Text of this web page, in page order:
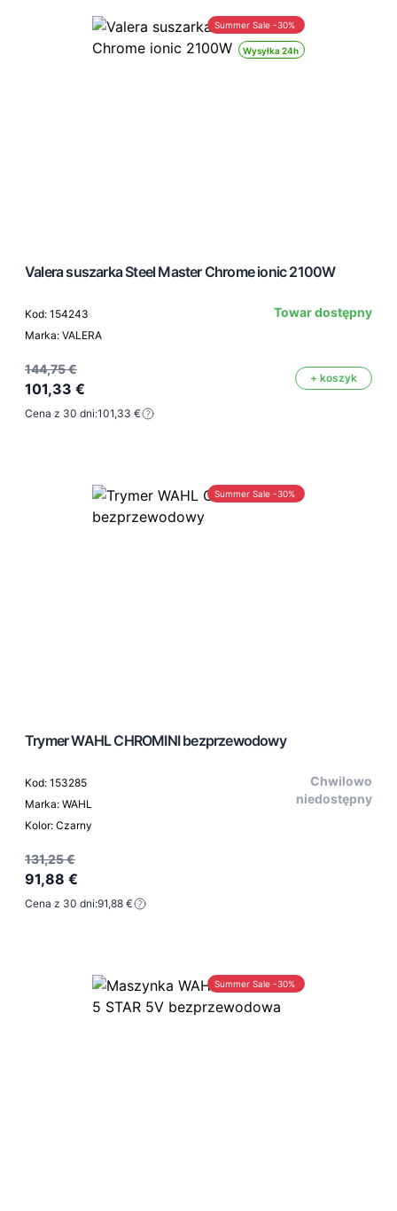
Wysyłka 24h
Summer Sale -30%
Valera suszarka Steel Master Chrome ionic 2100W
Kod: 154243
Marka: VALERA
Towar dostępny
144,75 €
101,33 €
+ koszyk
Cena z 30 dni:101,33 €
Summer Sale -30%
Trymer WAHL CHROMINI bezprzewodowy
Kod: 153285
Marka: WAHL
Kolor: Czarny
Chwilowo
niedostępny
131,25 €
91,88 €
Cena z 30 dni:91,88 €
Summer Sale -30%